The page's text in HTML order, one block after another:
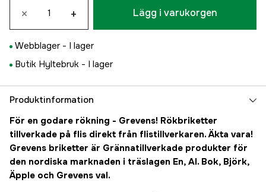
× + Lägg i varukorgen
Webblager - I lager
Butik Hyltebruk - I lager
Produktinformation
För en godare rökning - Grevens! Rökbriketter
tillverkade på flis direkt från flistillverkaren. Äkta vara!
Grevens briketter är Grännatillverkade produkter för
den nordiska marknaden i träslagen En, Al. Bok, Björk,
Äpple och Grevens val.